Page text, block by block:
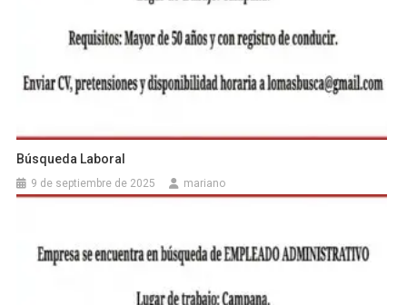
Búsqueda Laboral
9 de septiembre de 2025 mariano